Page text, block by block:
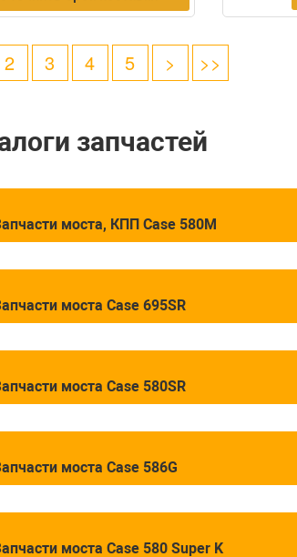
2 3 4 5 > >>
запчастей
моста, КПП Case 580M
моста Case 695SR
моста Case 580SR
моста Case 586G
моста Case 580 Super K